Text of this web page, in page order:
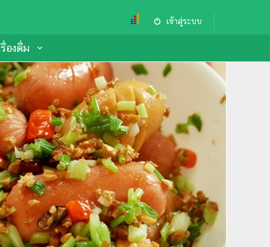
เข้าสู่ระบบ
องดื่ม